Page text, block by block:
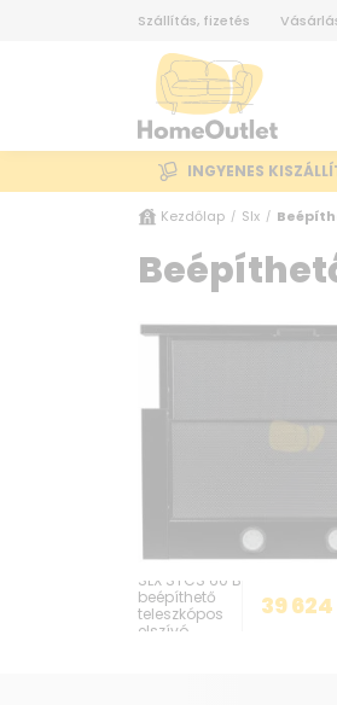
Szállítás, fizetés
INGYENES
Kezdőlap / Slx /
SLX STCS 60 B
beépíthető
teleszkópos
elszívó
39 624